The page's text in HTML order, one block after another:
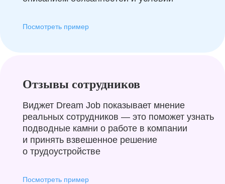
Посмотреть пример
Отзывы сотрудников
Виджет Dream Job показывает мнение
реальных сотрудников — это поможет узнать
подводные камни о работе в компании
и принять взвешенное решение
о трудоустройстве
Посмотреть пример